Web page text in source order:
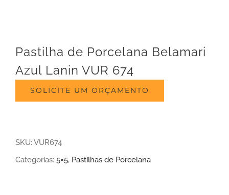
Pastilha de Porcelana Belamari
Azul Lanin VUR 674
SOLICITE UM ORÇAMENTO
SKU: VUR674
Categorias: 5×5, Pastilhas de Porcelana